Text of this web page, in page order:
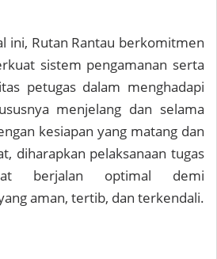
ini, Rutan Rantau berkomitmen
sistem pengamanan serta
petugas dalam menghadapi
menjelang dan selama
kesiapan yang matang dan
diharapkan pelaksanaan tugas
berjalan optimal demi
aman, tertib, dan terkendali.